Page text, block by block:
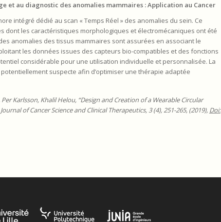
au diagnostic des anomalies mammaires : Application au Cancer
intégré dédié au scan « Temps Réel » des anomalies du sein. Ce
dont les caractéristiques morphologiques et électromécaniques ont été
anomalies des tissus mammaires sont assurées en associant le
les données issues des capteurs bio-compatibles et des fonctions
considérable pour une utilisation individuelle et personnalisée. La
suspecte afin d’optimiser une thérapie adaptée
Karlsson, Khalil Helou, “Design and Creation of a Wearable Circular
of Cancer Science and Clinical Therapeutics, 3 (4), 251-265, (2019), Doi: